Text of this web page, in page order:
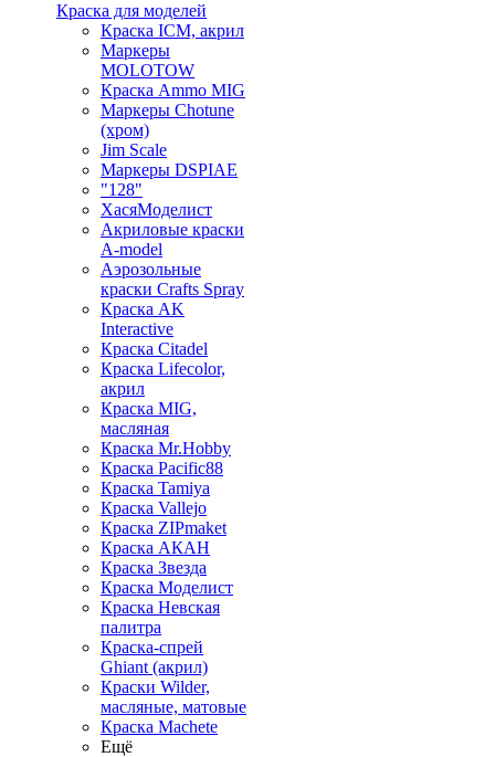
Краска для моделей
Краска ICM, акрил
Маркеры
MOLOTOW
Краска Ammo MIG
Маркеры Chotune
(хром)
Jim Scale
Маркеры DSPIAE
"128"
ХасяМоделист
Акриловые краски
A-model
Аэрозольные
краски Crafts Spray
Краска AK
Interactive
Краска Citadel
Краска Lifecolor,
акрил
Краска MIG,
масляная
Краска Mr.Hobby
Краска Pacific88
Краска Tamiya
Краска Vallejo
Краска ZIPmaket
Краска АКАН
Краска Звезда
Краска Моделист
Краска Невская
палитра
Краска-спрей
Ghiant (акрил)
Краски Wilder,
масляные, матовые
Краска Machete
Ещё